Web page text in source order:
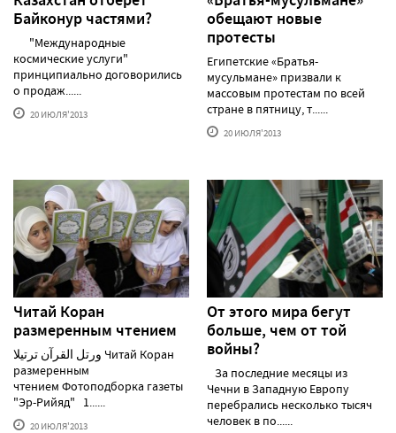
Байконур частями?
"Международные
космические услуги"
принципиально договорились
о продаж......
20 ИЮЛЯ'2013
обещают новые
протесты
Египетские «Братья-
мусульмане» призвали к
массовым протестам по всей
стране в пятницу, т......
20 ИЮЛЯ'2013
Читай Коран
размеренным чтением
ورتل القرآن ترتيلا Читай Коран
размеренным
чтением Фотоподборка газеты
"Эр-Рийяд" 1......
20 ИЮЛЯ'2013
От этого мира бегут
больше, чем от той
войны?
За последние месяцы из
Чечни в Западную Европу
перебрались несколько тысяч
человек в по......